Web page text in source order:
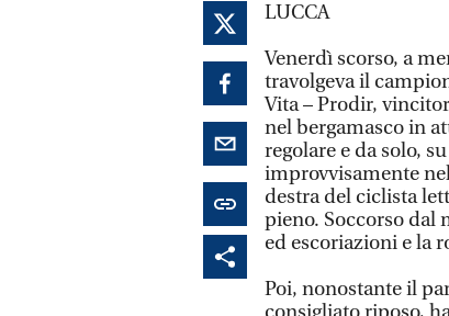
LUCCA
Venerdì scorso, a
travolgeva il
Vita – Prodir,
nel bergamasco in
regolare e da solo,
improvvisamente
destra del ciclista
pieno. Soccorso dal
ed escoriazioni e la
Poi, nonostante il